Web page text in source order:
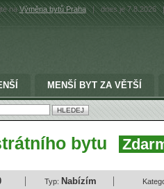
naVýměna bytů Praha | dnes je 7.8.2026 |
MENŠÍ BYT ZA VĚTŠÍ
bytu
Typ: Nabízím